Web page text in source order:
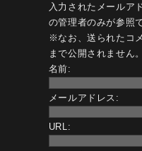
入力されたメールア
の管理者のみが参照
※なお、送られたコ
まで公開されません
名前:
メールアドレス:
URL: